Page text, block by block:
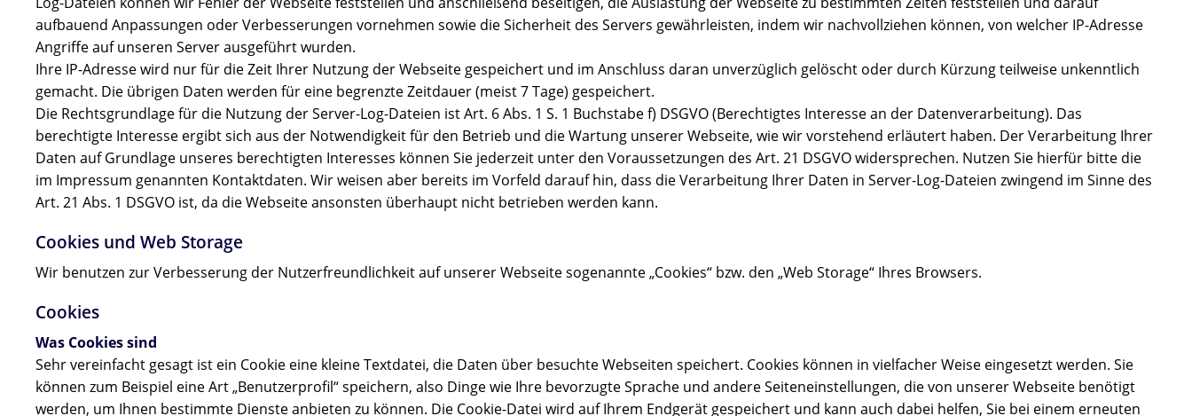
aufbauend Anpassungen oder Verbesserungen vornehmen sowie die Sicherheit des Servers gewährleisten, indem wir nachvollziehen können, von welcher IP-Adresse
Angriffe auf unseren Server ausgeführt wurden.
Ihre IP-Adresse wird nur für die Zeit Ihrer Nutzung der Webseite gespeichert und im Anschluss daran unverzüglich gelöscht oder durch Kürzung teilweise unkenntlich
gemacht. Die übrigen Daten werden für eine begrenzte Zeitdauer (meist 7 Tage) gespeichert.
Die Rechtsgrundlage für die Nutzung der Server-Log-Dateien ist Art. 6 Abs. 1 S. 1 Buchstabe f) DSGVO (Berechtigtes Interesse an der Datenverarbeitung). Das
berechtigte Interesse ergibt sich aus der Notwendigkeit für den Betrieb und die Wartung unserer Webseite, wie wir vorstehend erläutert haben. Der Verarbeitung Ihrer
Daten auf Grundlage unseres berechtigten Interesses können Sie jederzeit unter den Voraussetzungen des Art. 21 DSGVO widersprechen. Nutzen Sie hierfür bitte die
im Impressum genannten Kontaktdaten. Wir weisen aber bereits im Vorfeld darauf hin, dass die Verarbeitung Ihrer Daten in Server-Log-Dateien zwingend im Sinne des
Art. 21 Abs. 1 DSGVO ist, da die Webseite ansonsten überhaupt nicht betrieben werden kann.
Cookies und Web Storage
Wir benutzen zur Verbesserung der Nutzerfreundlichkeit auf unserer Webseite sogenannte „Cookies“ bzw. den „Web Storage“ Ihres Browsers.
Cookies
Was Cookies sind
Sehr vereinfacht gesagt ist ein Cookie eine kleine Textdatei, die Daten über besuchte Webseiten speichert. Cookies können in vielfacher Weise eingesetzt werden. Sie
können zum Beispiel eine Art „Benutzerprofil“ speichern, also Dinge wie Ihre bevorzugte Sprache und andere Seiteneinstellungen, die von unserer Webseite benötigt
werden, um Ihnen bestimmte Dienste anbieten zu können. Die Cookie-Datei wird auf Ihrem Endgerät gespeichert und kann auch dabei helfen, Sie bei einem erneuten